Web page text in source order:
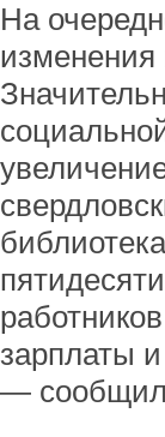
На
изменения
зарплаты
— сообщил